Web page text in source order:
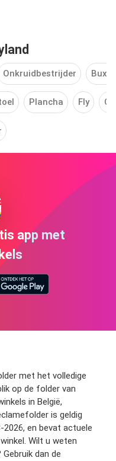
Onkruidbestrijder
Plancha Fly
app met
met het volledige
op de folder van
in België,
is geldig
en bevat actuele
Wilt u weten
dan de